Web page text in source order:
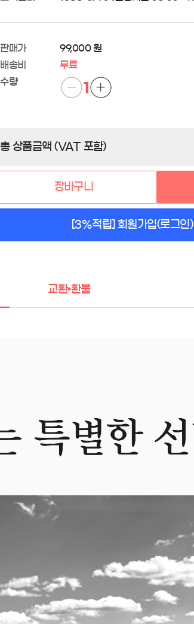
판매가
99,000 원
배송비
무료
수량
1
총 상품금액 (VAT 포함)
장바구니
[3%적립] 회원가입(로그인)
교환•환불